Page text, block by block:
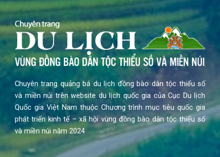
Chuyên trang quảng bá du lịch đồng bào dân tộc thiểu số
và miền núi trên website du lịch quốc gia của Cục Du lịch
Quốc gia Việt Nam thuộc Chương trình mục tiêu quốc gia
phát triển kinh tế – xã hội vùng đồng bào dân tộc thiểu số
và miền núi năm 2024